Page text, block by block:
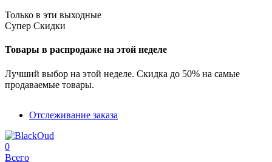
Только в эти выходные
Супер Скидки
Товары в распродаже на этой неделе
Лучший выбор на этой неделе. Скидка до 50% на самые
продаваемые товары.
Отслеживание заказа
0
Всего